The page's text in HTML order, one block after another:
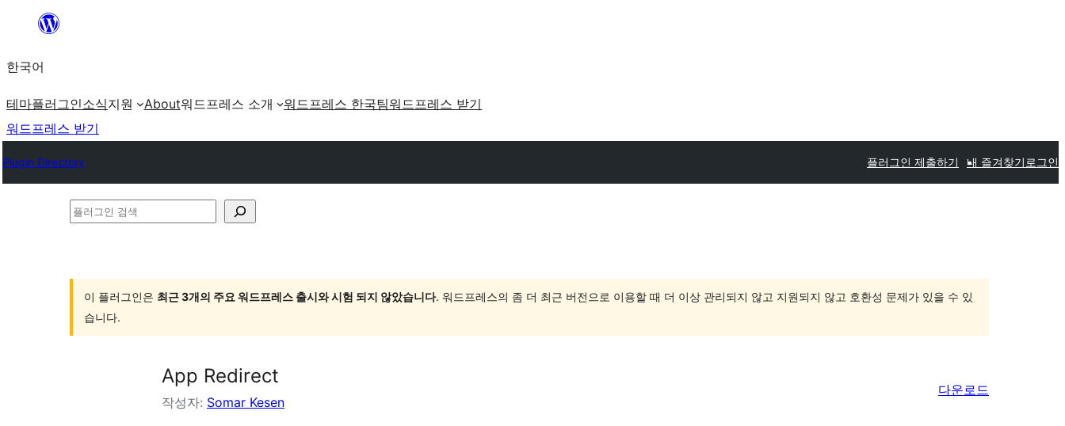
츠
로
로
가
한국어
테마플러그인소식지원 About워드프레스 소개 워드프레스 한국팀워드프레스 받기
워드프레스 받기
Plugin Directory 플러그인 제출하기 내 즐겨찾기 로그인
플
인
이 플러그인은 최근 3개의 주요 워드프레스 출시와 시험 되지 않았습니다. 워드프레스의 좀 더 최근 버전으로 이용할 때 더 이상 관리되지 않고 지원되지 않고 호환성 문제가 있을 수 있
습니다.
App Redirect
작성자: Somar Kesen
다운로드